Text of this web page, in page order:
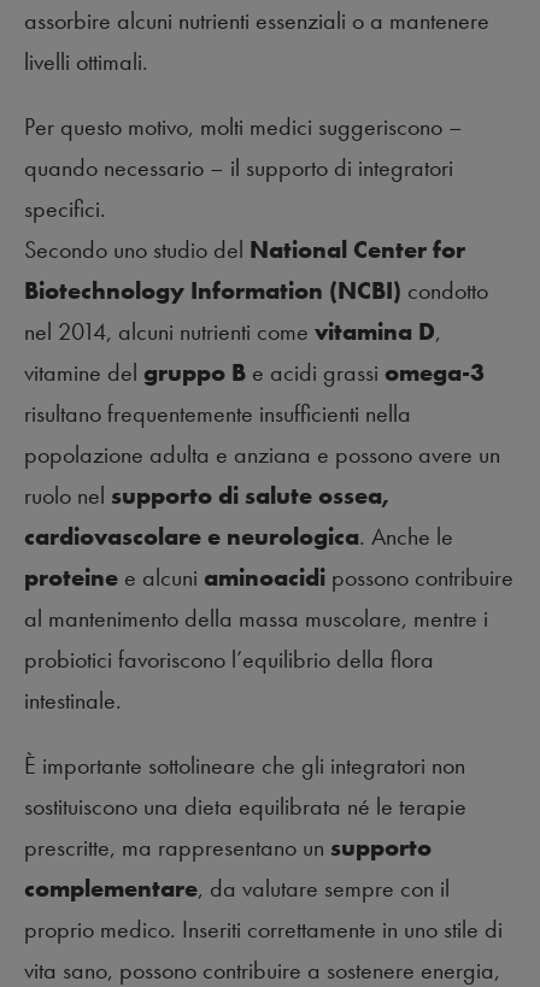
assorbire alcuni nutrienti essenziali o a mantenere
livelli ottimali.
Per questo motivo, molti medici suggeriscono –
quando necessario – il supporto di integratori
specifici.
Secondo uno studio del National Center for
Biotechnology Information (NCBI) condotto
nel 2014, alcuni nutrienti come vitamina D,
vitamine del gruppo B e acidi grassi omega-3
risultano frequentemente insufficienti nella
popolazione adulta e anziana e possono avere un
ruolo nel supporto di salute ossea,
cardiovascolare e neurologica. Anche le
proteine e alcuni aminoacidi possono contribuire
al mantenimento della massa muscolare, mentre i
probiotici favoriscono l’equilibrio della flora
intestinale.
È importante sottolineare che gli integratori non
sostituiscono una dieta equilibrata né le terapie
prescritte, ma rappresentano un supporto
complementare, da valutare sempre con il
proprio medico. Inseriti correttamente in uno stile di
vita sano, possono contribuire a sostenere energia,